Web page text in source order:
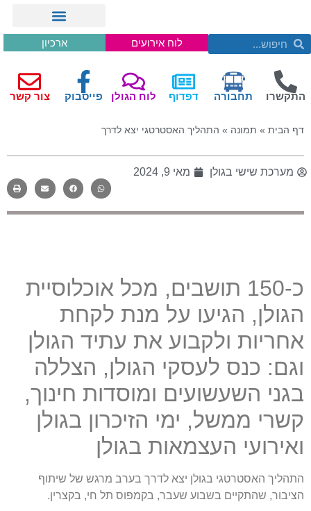
לוח אירועים ארכיון
התקשרו תחבורה דפדוף לוח הגולן פייסבוק צור קשר
דף הבית » תמונה » התהליך האסטרטגי יצא לדרך
מערכת שישי בגולן מאי 9, 2024
כ-150 תושבים, מכל אוכלוסיית
הגולן, הגיעו על מנת לקחת
אחריות ולקבוע את עתיד הגולן
וגם: כנס לעסקי הגולן, הצללה
בגני השעשועים ומוסדות חינוך,
קשרי ממשל, ימי הזיכרון בגולן
ואירועי העצמאות בגולן
התהליך האסטרטגי בגולן יצא לדרך בערב מרגש של שיתוף
הציבור, שהתקיים בשבוע שעבר, בקמפוס תל חי, בקצרין.